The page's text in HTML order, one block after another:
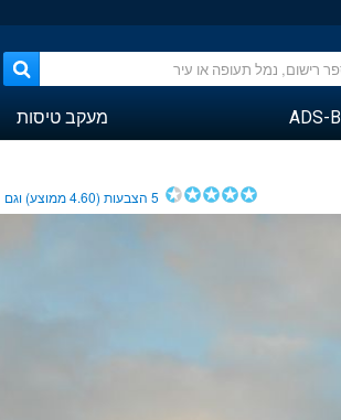
ADS-B מעקב טיסות
5הצבעות (4.60ממוצע) וגם